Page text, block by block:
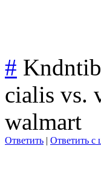
#
cialis vs.
walmart
Ответить | Ответить с